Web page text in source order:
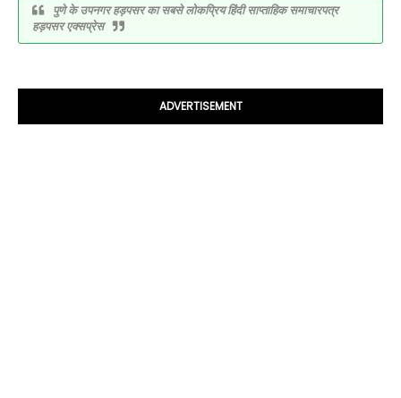
पुणे के उपनगर हड़पसर का सबसे लोकप्रिय हिंदी साप्ताहिक समाचारपत्र
हड़पसर एक्सप्रेस
ADVERTISEMENT